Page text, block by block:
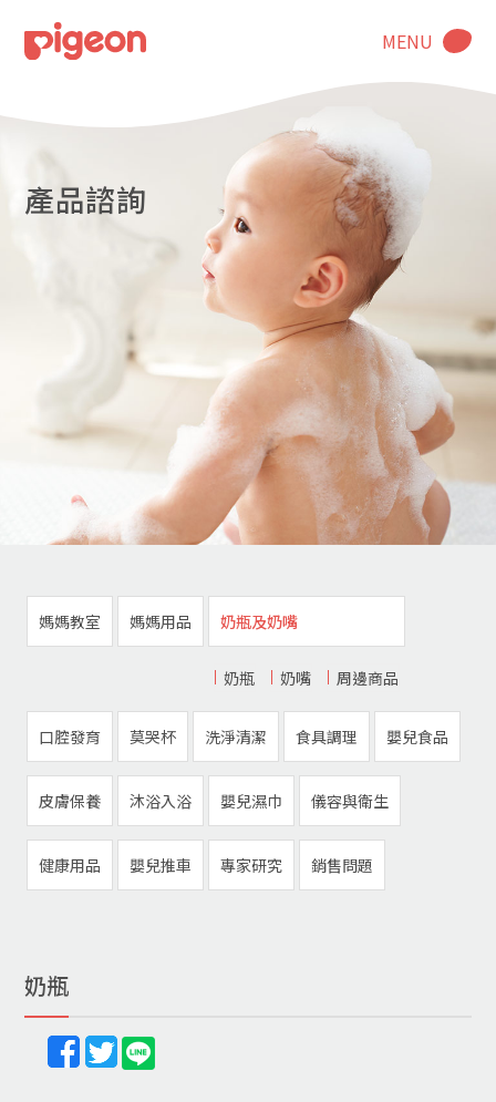
MENU
產品諮詢
媽媽教室 媽媽用品 奶瓶及奶嘴
奶瓶 奶嘴 周邊商品
口腔發育 莫哭杯 洗淨清潔 食具調理 嬰兒食品
皮膚保養 沐浴入浴 嬰兒濕巾 儀容與衛生
健康用品 嬰兒推車 專家研究 銷售問題
奶瓶